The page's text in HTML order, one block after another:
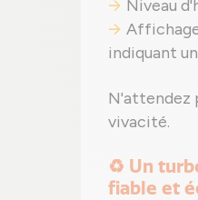
Niveau
indiquant
N'attendez
vivacité.
♻️ Un
fiable et